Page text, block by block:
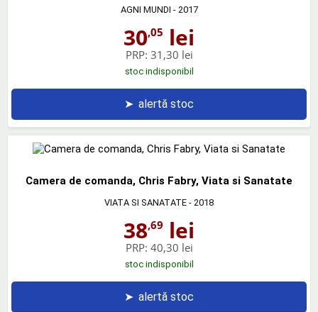
AGNI MUNDI - 2017
30,05 lei
PRP: 31,30 lei
stoc indisponibil
➤ alertă stoc
Camera de comanda, Chris Fabry, Viata si Sanatate
VIATA SI SANATATE - 2018
38,69 lei
PRP: 40,30 lei
stoc indisponibil
➤ alertă stoc